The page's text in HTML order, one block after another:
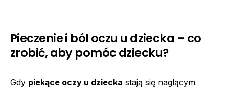
Pieczenie i ból oczu u dziecka – co
zrobić, aby pomóc dziecku?
Gdy piekące oczy u dziecka stają się naglącym